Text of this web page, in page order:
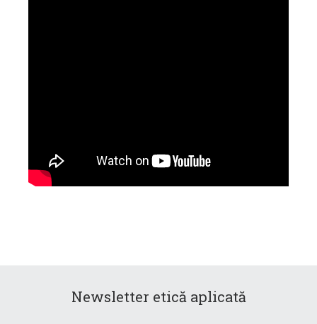
Newsletter etică aplicată